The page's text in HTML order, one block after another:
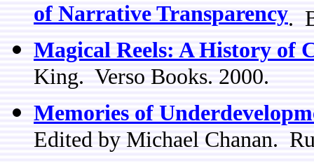
of Narrative Transparency.
Magical Reels: A History of
King. Verso Books. 2000.
Memories of
Edited by Michael Chanan.